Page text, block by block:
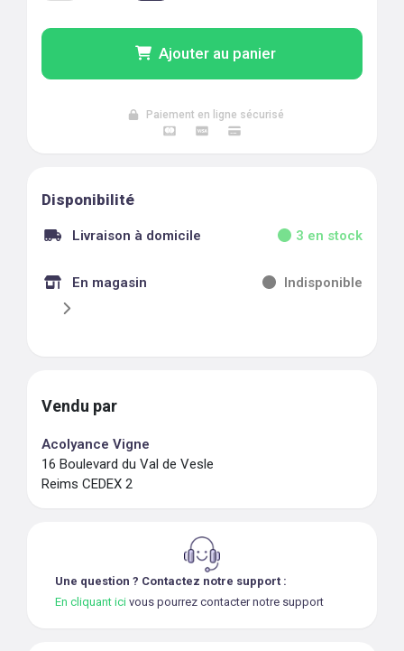
Ajouter au panier
Paiement en ligne sécurisé
Disponibilité
Livraison à domicile 3 en stock
En magasin Indisponible
Vendu par
Acolyance Vigne
16 Boulevard du Val de Vesle
Reims CEDEX 2
Une question ? Contactez notre support :
En cliquant ici vous pourrez contacter notre support